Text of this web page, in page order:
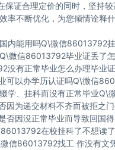
保证合理定价的同时，坚持较
率不断优化，为您倾情诠释
内能用吗Q\微信86013792
微信86013792毕业证丢了
没有正常毕业怎么办理毕业
可以办学历认证吗Q\微信
学、挂科而没有正常毕业Q\
因为递交材料不齐而被拒之
否因没正常毕业而导致回国
在校挂科了不想读
信86013792找工 作没有文